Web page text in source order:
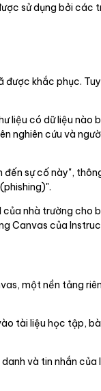
sử dụng bởi các
khắc phục.
liệu có dữ liệu nào
nghiên cứu và
sự cố này",
của nhà trường
Canvas của
một nền tảng
tài liệu học tập,
và tin nhắn của